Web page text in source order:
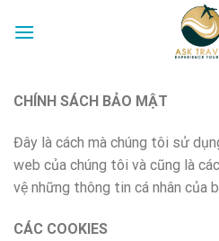
CHÍNH SÁCH BẢO MẬT
Đây là cách mà chúng tôi sử
web của chúng tôi và cũng là
vệ những thông tin cá nhân của
CÁC COOKIES